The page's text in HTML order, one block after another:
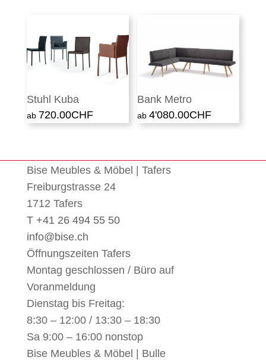
Stuhl Kuba
720.00CHF
Bank Metro
4'080.00CHF
Bise Meubles & Möbel | Tafers
Freiburgstrasse 24
1712 Tafers
T +41 26 494 55 50
info@bise.ch
Öffnungszeiten Tafers
Montag geschlossen / Büro auf
Voranmeldung
Dienstag bis Freitag:
8:30 – 12:00 / 13:30 – 18:30
Sa 9:00 – 16:00 nonstop
Bise Meubles & Möbel | Bulle